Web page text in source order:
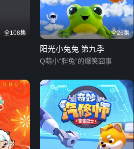
全108集 全26集
阳光小兔兔 第九季
Q萌小“胖兔”的爆笑囧事